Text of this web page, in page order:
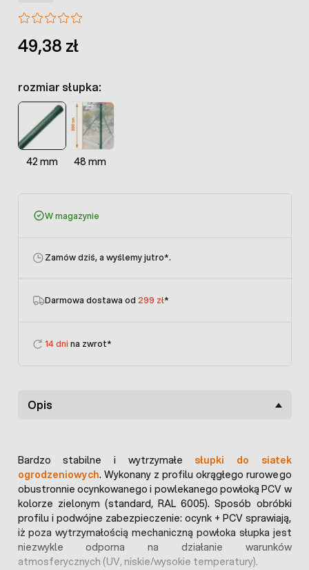
49,38 zł
rozmiar słupka:
42 mm 48 mm
W magazynie
Zamów dziś, a wyślemy jutro*.
Darmowa dostawa od 299 zł*
14 dni na zwrot*
Opis
Bardzo stabilne i wytrzymałe słupki do siatek
ogrodzeniowych. Wykonany z profilu okrągłego rurowego
obustronnie ocynkowanego i powlekanego powłoką PCV w
kolorze zielonym (standard, RAL 6005). Sposób obróbki
profilu i podwójne zabezpieczenie: ocynk + PCV sprawiają,
iż poza wytrzymałością mechaniczną powłoka słupka jest
niezwykle odporna na działanie warunków
atmosferycznych (UV, niskie/wysokie temperatury).